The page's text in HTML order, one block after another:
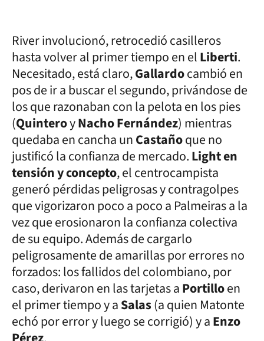
River involucionó, retrocedió casilleros
hasta volver al primer tiempo en elLiberti.
Necesitado, está claro,Gallardocambió en
pos de ir a buscar el segundo, privándose de
los que razonaban con la pelota en los pies
(QuinteroyNacho Fernández) mientras
quedaba en cancha unCastañoque no
justificó la confianza de mercado.Light en
tensión y concepto, el centrocampista
generó pérdidas peligrosas y contragolpes
que vigorizaron poco a poco a Palmeiras a la
vez que erosionaron la confianza colectiva
de su equipo. Además de cargarlo
peligrosamente de amarillas por errores no
forzados: los fallidos del colombiano, por
caso, derivaron en las tarjetas aPortilloen
el primer tiempo y aSalas(a quien Matonte
echó por error y luego se corrigió) y aEnzo